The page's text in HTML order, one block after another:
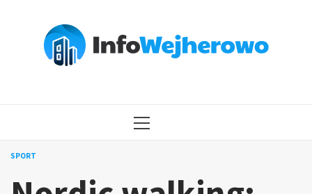
MENU
SPORT